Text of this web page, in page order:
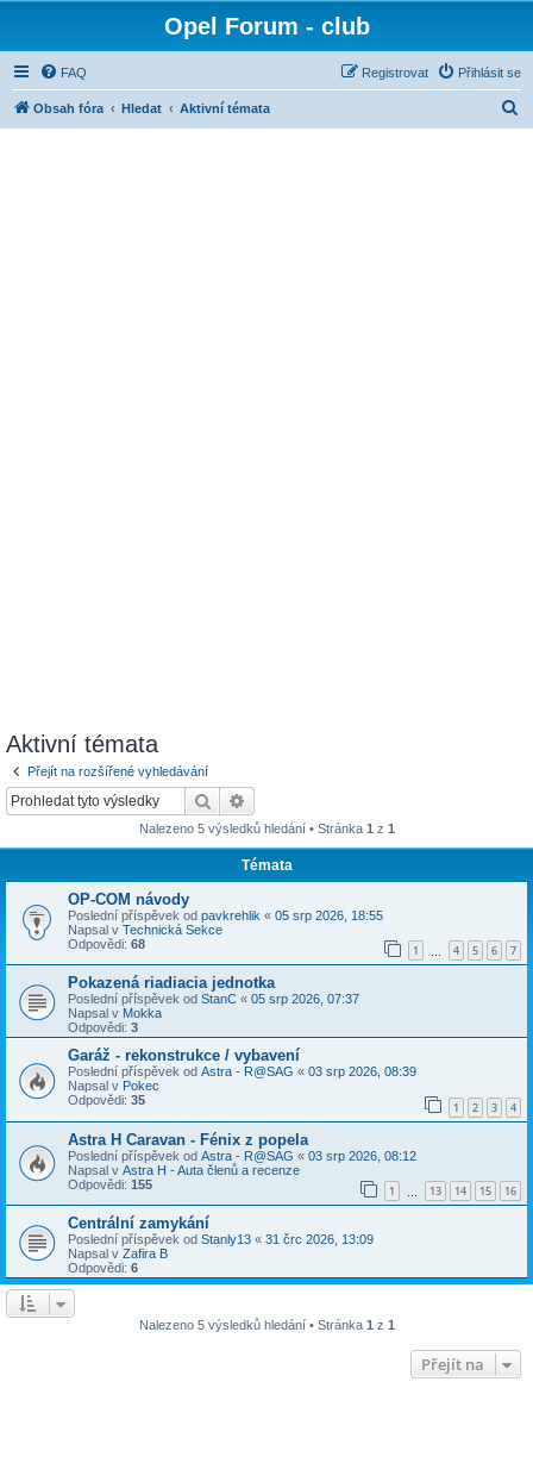
Opel Forum - club
FAQ Přihlásit se
Registrovat
Obsah fóra Hledat Aktivní témata
Aktivní témata
Přejít na rozšířené vyhledávání
Hledat
Nalezeno 5 výsledků hledání • Stránka 1 z 1
Témata
OP-COM návody
Poslední příspěvek od pavkrehlik « 05 srp 2026, 18:55
Napsal v Technická Sekce
Odpovědi: 68 1 4 5 6 7
Pokazená riadiacia jednotka
Poslední příspěvek od StanC « 05 srp 2026, 07:37
Napsal v Mokka
Odpovědi: 3
Garáž - rekonstrukce / vybavení
Poslední příspěvek od Astra - R@SAG « 03 srp 2026, 08:39
Napsal v Pokec
Odpovědi: 35 1 2 3 4
Astra H Caravan - Fénix z popela
Poslední příspěvek od Astra - R@SAG « 03 srp 2026, 08:12
Napsal v Astra H - Auta členů a recenze
Odpovědi: 155 1 13 14 15 16
Centrální zamykání
Poslední příspěvek od Stanly13 « 31 črc 2026, 13:09
Napsal v Zafira B
Odpovědi: 6
Nalezeno 5 výsledků hledání • Stránka 1z 1
Přejít na